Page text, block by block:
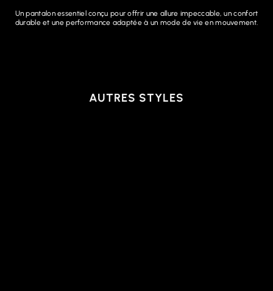
Un pantalon essentiel conçu pour offrir une allure impeccable, un confort
durable et une performance adaptée à un mode de vie en mouvement.
AUTRES STYLES